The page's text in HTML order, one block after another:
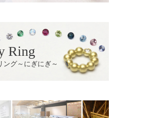
Ring
ング～にぎにぎ～